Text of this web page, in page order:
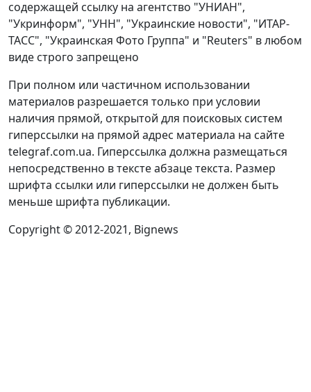
содержащей ссылку на агентство "УНИАН",
"Укринформ", "УНН", "Украинские новости", "ИТАР-
ТАСС", "Украинская Фото Группа" и "Reuters" в любом
виде строго запрещено
При полном или частичном использовании
материалов разрешается только при условии
наличия прямой, открытой для поисковых систем
гиперссылки на прямой адрес материала на сайте
telegraf.com.ua. Гиперссылка должна размещаться
непосредственно в тексте абзаце текста. Размер
шрифта ссылки или гиперссылки не должен быть
меньше шрифта публикации.
Copyright © 2012-2021, Bignews